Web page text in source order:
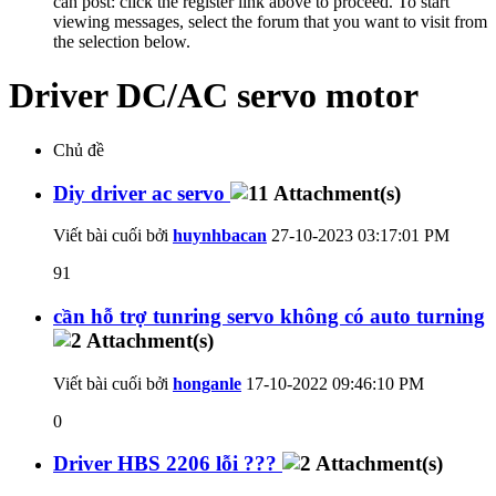
viewing messages, select the forum that you want to visit from
the selection below.
Driver DC/AC servo motor
Chủ đề
Diy driver ac servo
Viết bài cuối bởi huynhbacan 27-10-2023 03:17:01 PM
91
cần hỗ trợ tunring servo không có auto turning
Viết bài cuối bởi honganle 17-10-2022 09:46:10 PM
0
Driver HBS 2206 lỗi ???